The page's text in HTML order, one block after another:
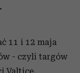
11 i 12 maja
- czyli targów
Valtice,